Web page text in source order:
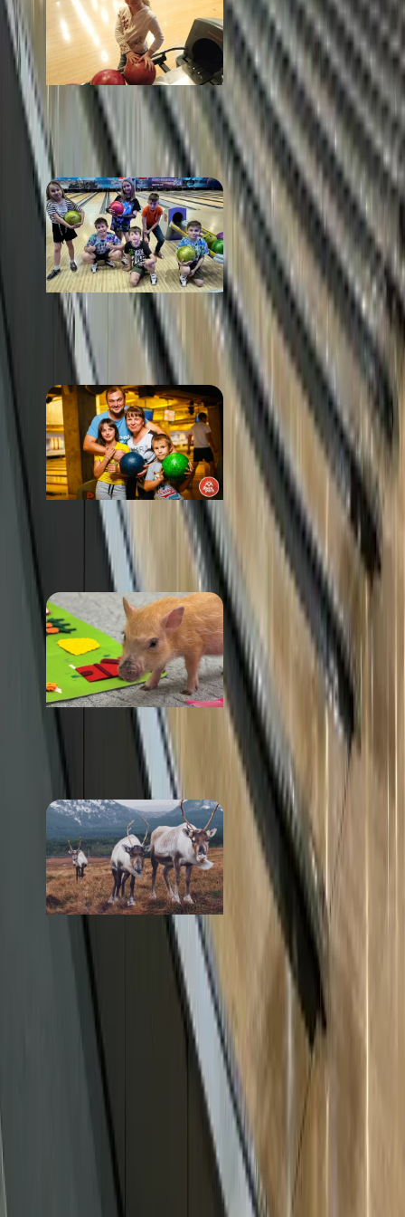
Golden Strike
от 2 100 ₽
Русское поле
от 900 ₽
MazaPark
от 1 500 ₽
Ранчо с минипигами
Ферма Северных
Оленей «Дикая Земля»